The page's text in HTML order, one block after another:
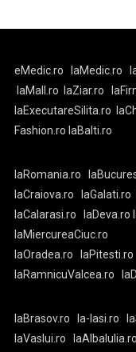
eMedic.ro laMedic.ro
laMall.ro
laZiar.ro
laExecutareSilita.ro
Fashion.ro laBalti.ro
laRomania.ro
laCraiova.ro
laGalati.ro
laCalarasi.ro
laDeva.ro
laMiercureaCiuc.ro
laOradea.ro
laPitesti.ro
laRamnicuValcea.ro
laBrasov.ro la-Iasi.ro
laVaslui.ro
laAlbaIulia.ro